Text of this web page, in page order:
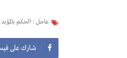
عاجل : الحكم
شارك على